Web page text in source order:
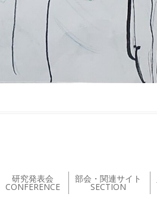
研究発表会
CONFERENCE
部会・関連サイト
SECTION